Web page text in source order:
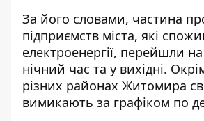
За його словами, частина
підприємств міста, які
електроенергії, перейшли
нічний час та у вихідні.
різних районах Житомира
вимикають за графіком по